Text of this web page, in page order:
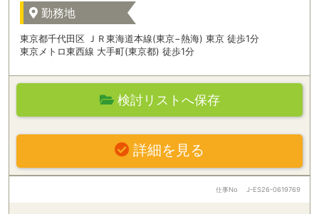
勤務地
東京都千代田区 ＪＲ東海道本線(東京−熱海) 東京 徒歩1分
東京メトロ東西線 大手町(東京都) 徒歩1分
検討リストへ保存
詳細を見る
仕事No J-ES26-0619769